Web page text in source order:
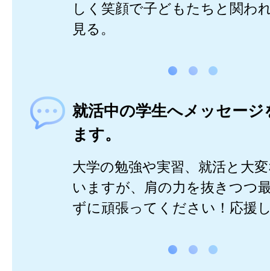
しく笑顔で子どもたちと関わ
見る。
就活中の学生へメッセージ
ます。
大学の勉強や実習、就活と大
いますが、肩の力を抜きつつ
ずに頑張ってください！応援